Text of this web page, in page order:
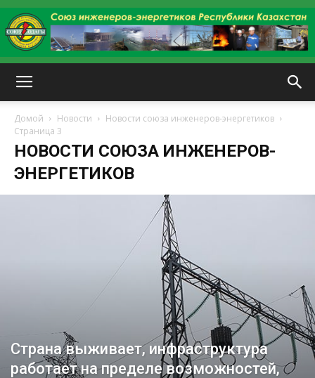
Домой Новости
Новости союза инженеров-энергетиков
Страница 3
НОВОСТИ СОЮЗА ИНЖЕНЕРОВ-
ЭНЕРГЕТИКОВ
Страна выживает, инфраструктура
работает на пределе возможностей,